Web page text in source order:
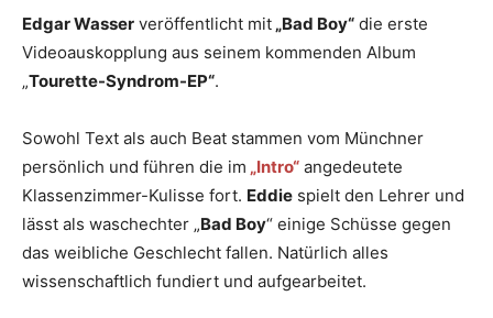
Edgar Wasser veröffentlicht mit „Bad Boy“ die erste
Videoauskopplung aus seinem kommenden Album
„Tourette-Syndrom-EP“.
Sowohl Text als auch Beat stammen vom Münchner
persönlich und führen die im „Intro“ angedeutete
Klassenzimmer-Kulisse fort. Eddie spielt den Lehrer und
lässt als waschechter „Bad Boy“ einige Schüsse gegen
das weibliche Geschlecht fallen. Natürlich alles
wissenschaftlich fundiert und aufgearbeitet.